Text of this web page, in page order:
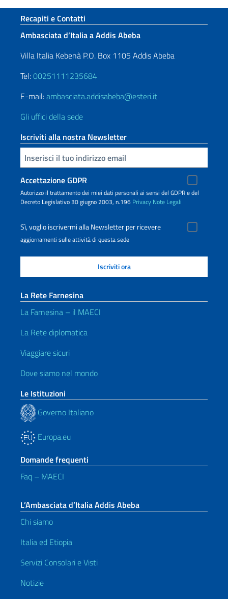
Sezione footer
Recapiti e Contatti
Ambasciata d’Italia a Addis Abeba
Villa Italia Kebenà P.O. Box 1105 Addis Abeba
Tel:00251111235684
E-mail:ambasciata.addisabeba@esteri.it
Gli uffici della sede
Iscriviti alla nostra Newsletter
Inserisci la tua email
Accettazione GDPR
Autorizzo il trattamento dei miei dati personali ai sensi del GDPR e del
Decreto Legislativo 30 giugno 2003, n.196 Privacy Note Legali
Sì, voglio iscrivermi alla Newsletter per ricevere
aggiornamenti sulle attività di questa sede
La Rete Farnesina
La Farnesina – il MAECI
La Rete diplomatica
Viaggiare sicuri
Dove siamo nel mondo
Le Istituzioni
Governo Italiano
Europa.eu
Domande frequenti
Faq – MAECI
L’Ambasciata d’Italia Addis Abeba
Chi siamo
Italia ed Etiopia
Servizi Consolari e Visti
Notizie